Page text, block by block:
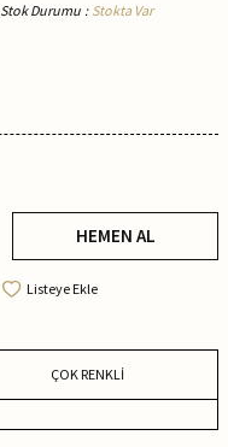
Stok Durumu : Stokta Var
HEMEN AL
Listeye Ekle
ÇOK RENKLİ